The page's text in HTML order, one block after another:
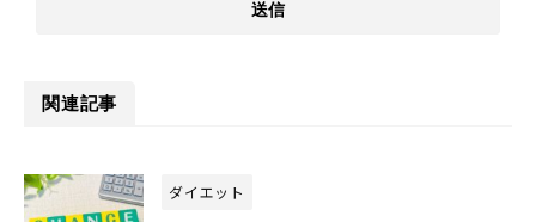
関連記事
ダイエット